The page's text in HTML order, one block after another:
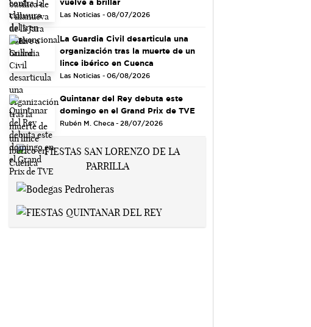
Las Noticias - 08/07/2026
La Guardia Civil desarticula una
organización tras la muerte de un
lince ibérico en Cuenca
Las Noticias - 06/08/2026
Quintanar del Rey debuta este
domingo en el Grand Prix de TVE
Rubén M. Checa - 28/07/2026